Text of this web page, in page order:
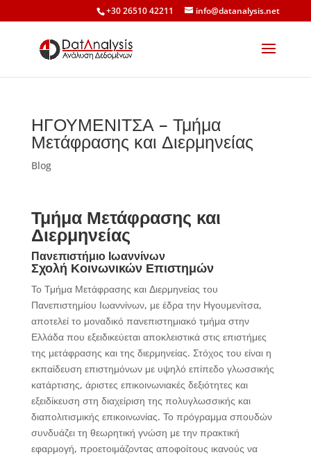
+30 26510 42211 info@datanalysis.net
ΗΓΟΥΜΕΝΙΤΣΑ – Τμήμα
Μετάφρασης και Διερμηνείας
Blog
Τμήμα Μετάφρασης και
Διερμηνείας
Πανεπιστήμιο Ιωαννίνων
Σχολή Κοινωνικών Επιστημών
Το Τμήμα Μετάφρασης και Διερμηνείας του
Πανεπιστημίου Ιωαννίνων, με έδρα την Ηγουμενίτσα,
αποτελεί το μοναδικό πανεπιστημιακό τμήμα στην
Ελλάδα που εξειδικεύεται αποκλειστικά στις επιστήμες
της μετάφρασης και της διερμηνείας. Στόχος του είναι η
εκπαίδευση επιστημόνων με υψηλό επίπεδο γλωσσικής
κατάρτισης, άριστες επικοινωνιακές δεξιότητες και
εξειδίκευση στη διαχείριση της πολυγλωσσικής και
διαπολιτισμικής επικοινωνίας. Το πρόγραμμα σπουδών
συνδυάζει τη θεωρητική γνώση με την πρακτική
εφαρμογή, προετοιμάζοντας αποφοίτους ικανούς να